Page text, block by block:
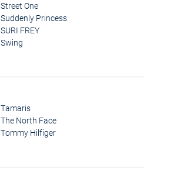
Street One
Suddenly Princess
SURI FREY
Swing
Tamaris
The North Face
Tommy Hilfiger